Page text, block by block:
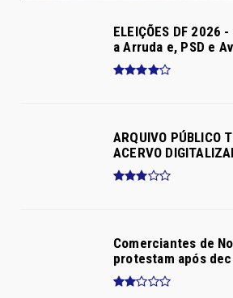
ELEIÇÕES DF 2026
a Arruda e, PSD e
ARQUIVO PÚBLICO
ACERVO
Comerciantes de
protestam após